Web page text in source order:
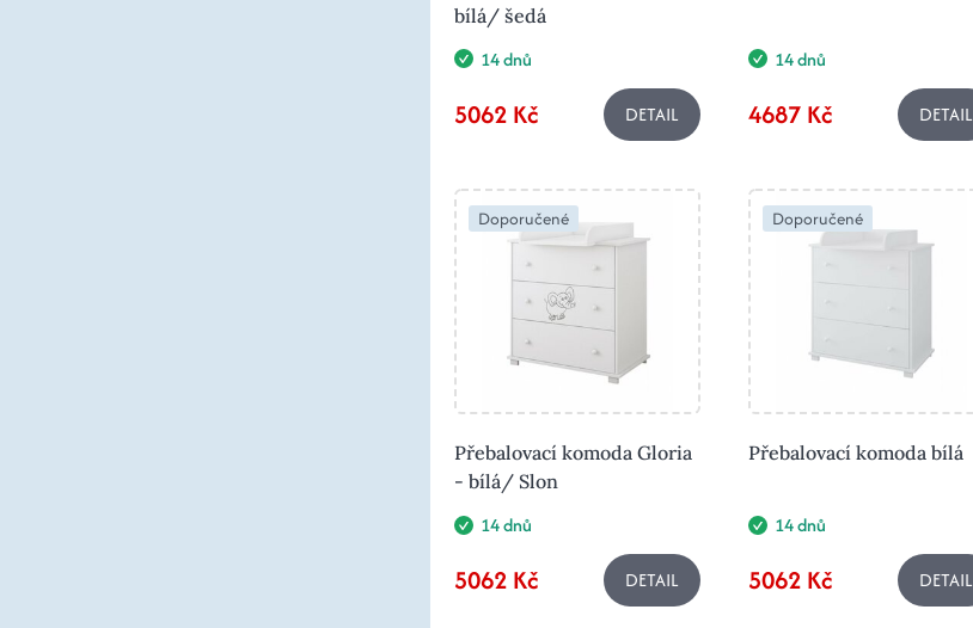
bílá/ šedá
14 dnů
5062 Kč DETAIL
14 dnů
4687 Kč DETAIL
Doporučené
Přebalovací komoda Gloria
- bílá/ Slon
14 dnů
5062 Kč DETAIL
Doporučené
Přebalovací komoda bílá
14 dnů
5062 Kč DETAIL